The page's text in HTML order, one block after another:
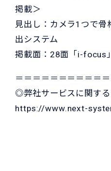
掲載＞
見出し：カメラ1つで
出システム
掲載面：28面「i-focus
＝＝＝＝＝＝＝＝＝＝
◎弊社サービスに関する
https://www.next-